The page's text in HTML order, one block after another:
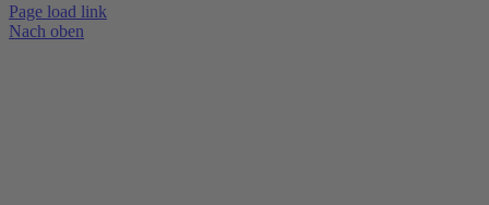
Page load link
Nach oben